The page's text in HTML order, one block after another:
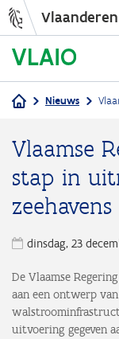
Vlaanderen
Nieuws
Vlaamse
stap in
zeehavens
dinsdag, 23
De Vlaamse
aan een ontwerp
uitvoering gegeven